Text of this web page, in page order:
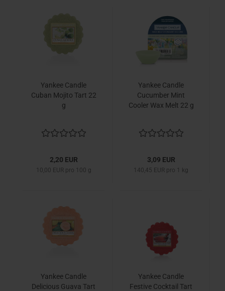
Yankee Candle
Cuban Mojito Tart 22
g
2,20 EUR
10,00 EUR pro 100 g
Yankee Candle
Cucumber Mint
Cooler Wax Melt 22 g
3,09 EUR
140,45 EUR pro 1 kg
Yankee Candle
Delicious Guava Tart
Yankee Candle
Festive Cocktail Tart